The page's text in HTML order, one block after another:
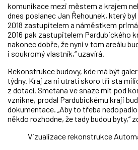
komunikace mezi městem a krajem
dnes poslanec Jan Řehounek, který byl
2018 zastupitelem a náměstkem
2016 pak zastupitelem Pardubického
nakonec dobře, že nyní v tom areálu
i soukromý vlastník,“ uzavírá.
Rekonstrukce budovy, kde má být
týdny. Kraj za ni utratí skoro tři sta
z dotací. Smetana ve snaze mít pod
vznikne, prodal Pardubickému kraji
dokumentace. „Aby to třeba
někdo rozhodne, že tady budou byty,“
Vizualizace rekonstrukce